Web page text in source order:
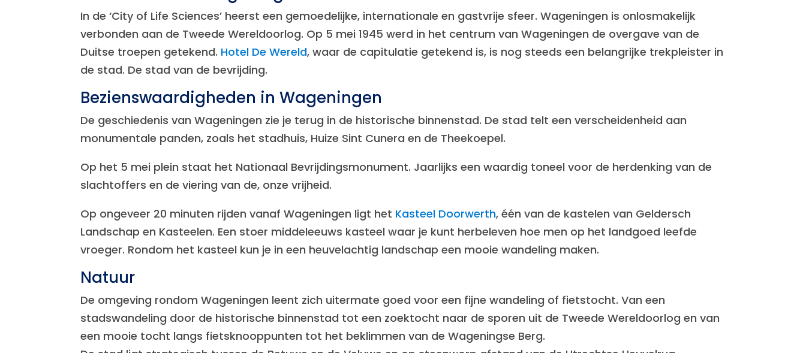
In de ‘City of Life Sciences’ heerst een gemoedelijke, internationale en gastvrije sfeer. Wageningen is onlosmakelijk
verbonden aan de Tweede Wereldoorlog. Op 5 mei 1945 werd in het centrum van Wageningen de overgave van de
Duitse troepen getekend. Hotel De Wereld, waar de capitulatie getekend is, is nog steeds een belangrijke trekpleister in
de stad. De stad van de bevrijding.
Bezienswaardigheden in Wageningen
De geschiedenis van Wageningen zie je terug in de historische binnenstad. De stad telt een verscheidenheid aan
monumentale panden, zoals het stadhuis, Huize Sint Cunera en de Theekoepel.
Op het 5 mei plein staat het Nationaal Bevrijdingsmonument. Jaarlijks een waardig toneel voor de herdenking van de
slachtoffers en de viering van de, onze vrijheid.
Op ongeveer 20 minuten rijden vanaf Wageningen ligt het Kasteel Doorwerth, één van de kastelen van Geldersch
Landschap en Kasteelen. Een stoer middeleeuws kasteel waar je kunt herbeleven hoe men op het landgoed leefde
vroeger. Rondom het kasteel kun je in een heuvelachtig landschap een mooie wandeling maken.
Natuur
De omgeving rondom Wageningen leent zich uitermate goed voor een fijne wandeling of fietstocht. Van een
stadswandeling door de historische binnenstad tot een zoektocht naar de sporen uit de Tweede Wereldoorlog en van
een mooie tocht langs fietsknooppunten tot het beklimmen van de Wageningse Berg.